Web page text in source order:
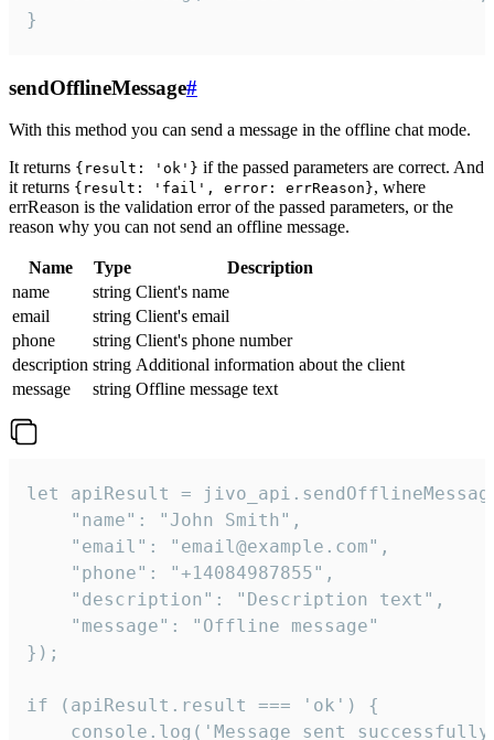
}
sendOfflineMessage#
With this method you can send a message in the offline chat mode.
It returns {result: 'ok'} if the passed parameters are correct. And
it returns {result: 'fail', error: errReason}, where
errReason is the validation error of the passed parameters, or the
reason why you can not send an offline message.
Name Type
Description
name
string Client's name
email
string Client's email
phone
string Client's phone number
description string Additional information about the client
message
string Offline message text
let apiResult =
    "name": "John Smith",
    "email": "email@example.com",
    "phone": "+14084987855",
    "description": "Description text",
    "message": "Offline message"
});
if (apiResult.result === 'ok') {
console.log('Message sent